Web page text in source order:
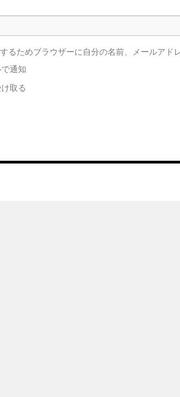
るためブラウザーに自分の名前、メールアド
通知
取る